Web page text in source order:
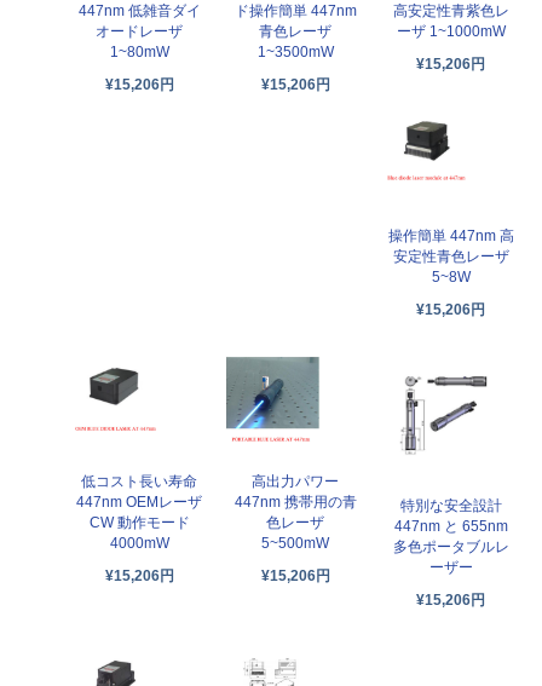
447nm 低雑音ダイ
オードレーザ
1~80mW
¥15,206円
ド操作簡単 447nm
青色レーザ
1~3500mW
¥15,206円
高安定性青紫色レ
ーザ 1~1000mW
¥15,206円
操作簡単 447nm 高
安定性青色レーザ
5~8W
¥15,206円
低コスト長い寿命
447nm OEMレーザ
CW 動作モード
4000mW
¥15,206円
高出力パワー
447nm 携帯用の青
色レーザ
5~500mW
¥15,206円
特別な安全設計
447nm と 655nm
多色ポータブルレ
ーザー
¥15,206円